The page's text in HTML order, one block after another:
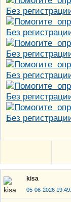
kisa
05-06-2026